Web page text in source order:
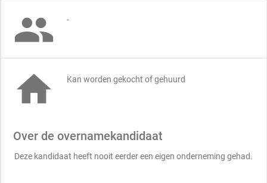
 -
 Kan worden gekocht of gehuurd
Over de overnamekandidaat
Deze kandidaat heeft nooit eerder een eigen onderneming gehad.